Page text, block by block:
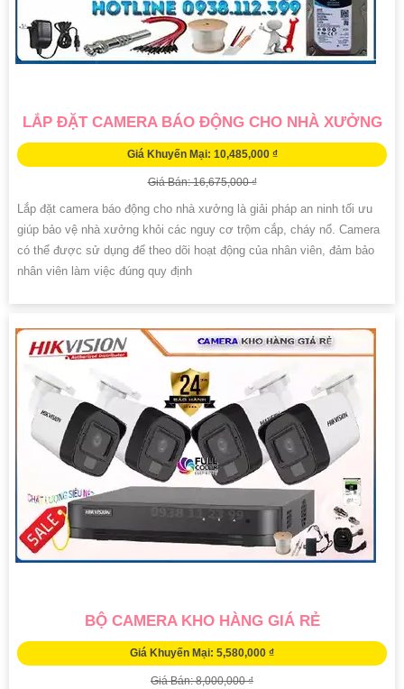
LẮP ĐẶT CAMERA BÁO ĐỘNG CHO NHÀ XƯỞNG
Giá Khuyến Mại: 10,485,000 ₫
Giá Bán: 16,675,000 ₫
Lắp đặt camera báo động cho nhà xưởng là giải pháp an ninh tối ưu
giúp bảo vệ nhà xưởng khỏi các nguy cơ trộm cắp, cháy nổ. Camera
có thể được sử dụng để theo dõi hoạt động của nhân viên, đảm bảo
nhân viên làm việc đúng quy định
BỘ CAMERA KHO HÀNG GIÁ RẺ
Giá Khuyến Mại: 5,580,000 ₫
Giá Bán: 8,000,000 ₫